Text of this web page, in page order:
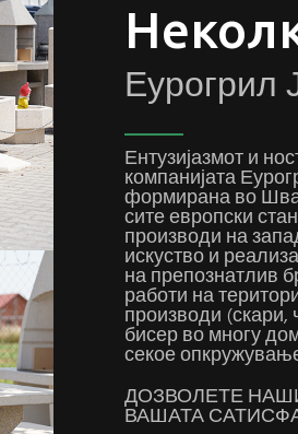
Еурогрил
Ентузијазмот и
компанијата
формирана во
сите европски
производи на
искуство и
на препознатлив
работи на
производи
бисер во многу
секое
ДОЗВОЛЕТЕ
ВАШАТА